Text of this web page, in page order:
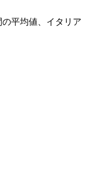
平均値、イタリア